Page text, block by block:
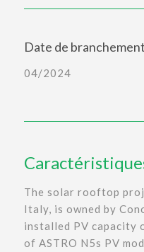
Date de
04/2024
The solar rooftop
Italy, is owned by
installed PV capacity
of ASTRO N5s PV